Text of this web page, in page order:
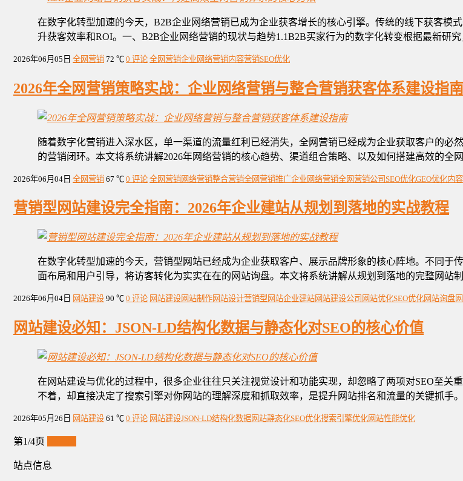
在数字化转型加速的今天，B2B企业网络营销已成为企业获客增长的核心引擎。传统的线下获客模
升获客效率和ROI。一、B2B企业网络营销的现状与趋势1.1B2B买家行为的数字化转变根据最新研究
2026年06月05日 全网营销 72 ℃ 0 评论 全网营销企业网络营销内容营销SEO优化
2026年全网营销策略实战：企业网络营销与整合营销获客体系建设指南
随着数字化营销进入深水区，单一渠道的流量红利已经消失，全网营销已经成为企业获取客户的
的营销闭环。本文将系统讲解2026年网络营销的核心趋势、渠道组合策略、以及如何搭建高效的全
2026年06月04日 全网营销 67 ℃ 0 评论 全网营销网络营销整合营销全网营销推广企业网络营销全网营销公司SEO优化GEO优化内
营销型网站建设完全指南：2026年企业建站从规划到落地的实战教程
在数字化转型加速的今天，营销型网站已经成为企业获取客户、展示品牌形象的核心阵地。不同
面布局和用户引导，将访客转化为实实在在的网站询盘。本文将系统讲解从规划到落地的完整网站
2026年06月04日 网站建设 90 ℃ 0 评论 网站建设网站制作网站设计营销型网站企业建站网站建设公司 网站优化SEO优化网站询盘
网站建设必知：JSON-LD结构化数据与静态化对SEO的核心价值
在网站建设与优化的过程中，很多企业往往只关注视觉设计和功能实现，却忽略了两项对SEO至关
不着，却直接决定了搜索引擎对你网站的理解深度和抓取效率，是提升网站排名和流量的关键抓手
2026年05月26日 网站建设 61 ℃ 0 评论 网站建设JSON-LD结构化数据网站静态化SEO优化搜索引擎优化网站性能优化
第1/4页
站点信息